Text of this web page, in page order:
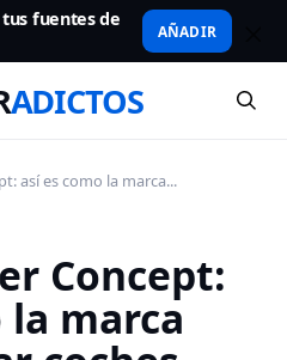
fuentes de
AÑADIR
ADICTOS
así es como la marca...
Concept:
la marca